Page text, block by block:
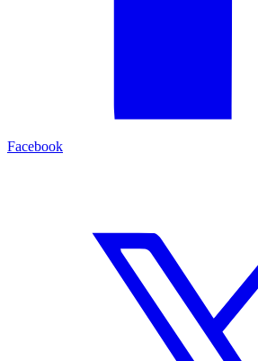
Facebook